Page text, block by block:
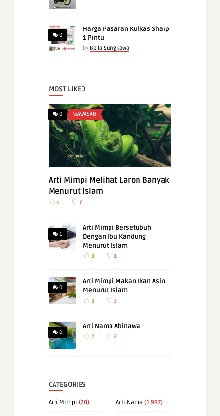
0
Harga Pasaran Kulkas Sharp
1 Pintu
by Bella Sungkawa
MOST LIKED
0 WAWASAN
Arti Mimpi Melihat Laron Banyak
Menurut Islam
4 0
1
Arti Mimpi Bersetubuh
Dengan Ibu Kandung
Menurut Islam
3 1
0
Arti Mimpi Makan Ikan Asin
Menurut Islam
3 3
0
Arti Nama Abinawa
2 2
CATEGORIES
Arti Mimpi (20) Arti Nama (1,997)